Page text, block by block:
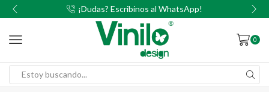
¡Dudas? Escribinos al WhatsApp!
0